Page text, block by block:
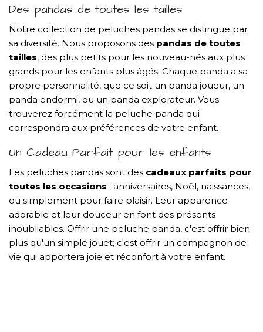
Des pandas de toutes les tailles
Notre collection de peluches pandas se distingue par
sa diversité. Nous proposons des pandas de toutes
tailles, des plus petits pour les nouveau-nés aux plus
grands pour les enfants plus âgés. Chaque panda a sa
propre personnalité, que ce soit un panda joueur, un
panda endormi, ou un panda explorateur. Vous
trouverez forcément la peluche panda qui
correspondra aux préférences de votre enfant.
Un Cadeau Parfait pour les enfants
Les peluches pandas sont des cadeaux parfaits pour
toutes les occasions : anniversaires, Noël, naissances,
ou simplement pour faire plaisir. Leur apparence
adorable et leur douceur en font des présents
inoubliables. Offrir une peluche panda, c'est offrir bien
plus qu'un simple jouet; c'est offrir un compagnon de
vie qui apportera joie et réconfort à votre enfant.